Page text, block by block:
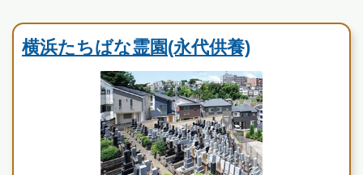
横浜たちばな霊園(永代供養)